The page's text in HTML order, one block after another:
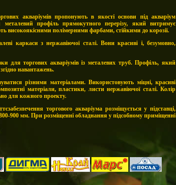
акваріумів пропонують в якості основи під акваріум
металевий профіль прямокутного перерізу, який витримує
високоякісними полімерними фарбами, стійкими до корозії.
каркаси з нержавіючої сталі. Вони красиві і, безумовно,
для торгових акваріумів із металевих труб. Профіль, який
навантажень.
різними матеріалами. Використовують міцні, красиві
матеріали, пластики, листи нержавіючої сталі. Колір
для кожного проекту.
торгового акваріума розміщується у підставці,
900 мм. При розміщенні обладнання у підсобному приміщенні